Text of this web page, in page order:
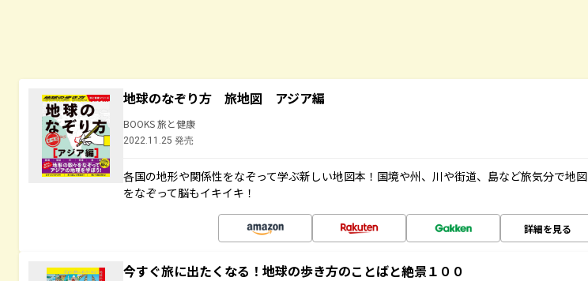
地球のなぞり方 旅地図 アジア編
BOOKS 旅と健康
2022.11.25 発売
各国の地形や関係性をなぞって学ぶ新しい地図本！国境や州、川や街道、島など旅気分で地図
をなぞって脳もイキイキ！
詳細を見る
今すぐ旅に出たくなる！地球の歩き方のことばと絶景１００